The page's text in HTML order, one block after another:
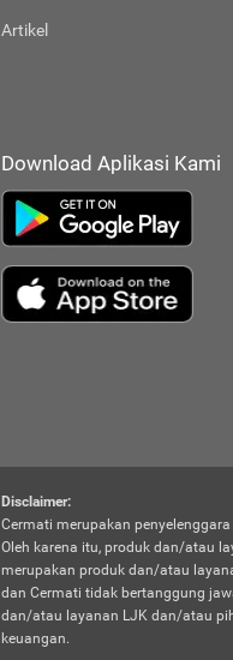
Artikel
Download Aplikasi Kami
Disclaimer:
Cermati merupakan
Oleh karena itu, produk dan/atau
merupakan produk dan/atau
dan Cermati tidak bertanggung
dan/atau layanan LJK dan/atau
keuangan.